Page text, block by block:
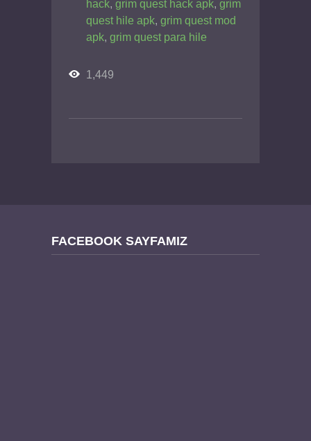
hack, grim quest hack apk, grim
quest hile apk, grim quest mod
apk, grim quest para hile
1,449
FACEBOOK SAYFAMIZ